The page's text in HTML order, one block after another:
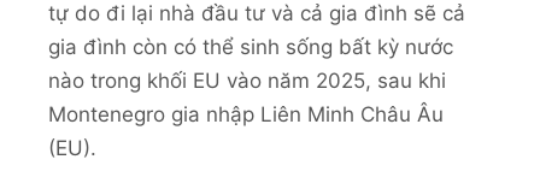
tự do đi lại nhà đầu tư và cả gia đình sẽ cả
gia đình còn có thể sinh sống bất kỳ nước
nào trong khối EU vào năm 2025, sau khi
Montenegro gia nhập Liên Minh Châu Âu
(EU).